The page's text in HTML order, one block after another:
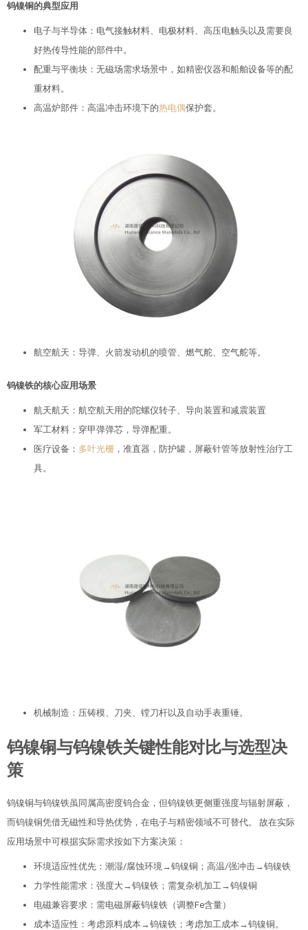
钨镍铜的典型应用
电子与半导体：电气接触材料、电极材料、高压电触头以及需要良
好热传导性能的部件中。
配重与平衡块：无磁场需求场景中，如精密仪器和船舶设备等的配
重材料。
高温炉部件：高温冲击环境下的热电偶保护套。
航空航天：导弹、火箭发动机的喷管、燃气舵、空气舵等。
钨镍铁的核心应用场景
航天航天：航空航天用的陀螺仪转子、导向装置和减震装置
军工材料：穿甲弹弹芯，导弹配重。
医疗设备： 多叶光栅 ，准直器，防护罐，屏蔽针管等放射性治疗工
具。
机械制造：压铸模、刀夹、镗刀杆以及自动手表重锤。
钨镍铜与钨镍铁关键性能对比与选型决
策
钨镍铜与钨镍铁虽同属高密度钨合金，但钨镍铁更侧重强度与辐射屏蔽，
而钨镍铜凭借无磁性和导热优势，在电子与精密领域不可替代。 故在实际
应用场景中可根据实际需求按如下方案决策：
环境适应性优先：潮湿/腐蚀环境→钨镍铜；高温/强冲击→钨镍铁
力学性能需求：强度大→钨镍铁；需复杂机加工→钨镍铜
电磁兼容要求：需电磁屏蔽钨镍铁（调整Fe含量）
成本适应性：考虑原料成本→钨镍铁；考虑加工成本→钨镍铜。